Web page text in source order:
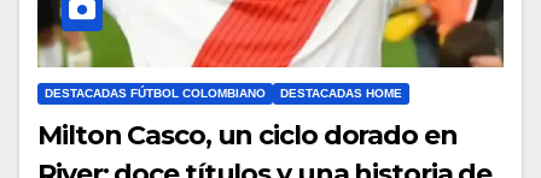
DESTACADAS FÚTBOL COLOMBIANO DESTACADAS HOME
Milton Casco, un ciclo dorado en